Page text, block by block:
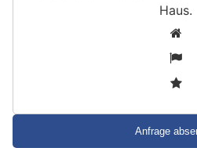
Haus.